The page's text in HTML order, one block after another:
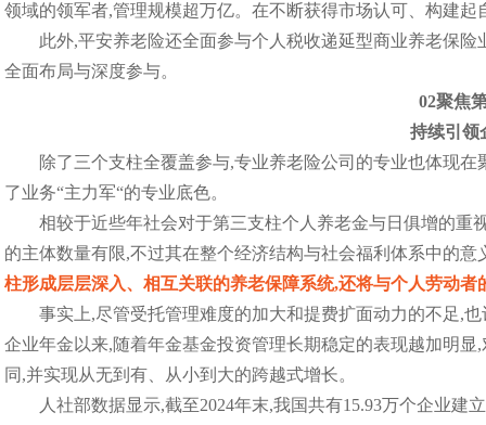
领域的领军者,管理规模超万亿。在不断获得市场认可、构建
此外,平安养老险还全面参与个人税收递延型商业养老保
全面布局与深度参与。
02聚焦
持续引领
除了三个支柱全覆盖参与,专业养老险公司的专业也体现
了业务“主力军“的专业底色。
相较于近些年社会对于第三支柱个人养老金与日俱增的
的主体数量有限,不过其在整个经济结构与社会福利体系中的意
柱形成层层深入、相互关联的养老保障系统,还将与个人劳动
事实上,尽管受托管理难度的加大和提费扩面动力的不足,
企业年金以来,随着年金基金投资管理长期稳定的表现越加明
同,并实现从无到有、从小到大的跨越式增长。
人社部数据显示,截至2024年末,我国共有15.93万个企业建